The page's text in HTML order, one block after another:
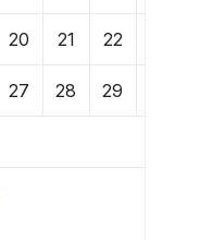
20 21 22
27 28 29